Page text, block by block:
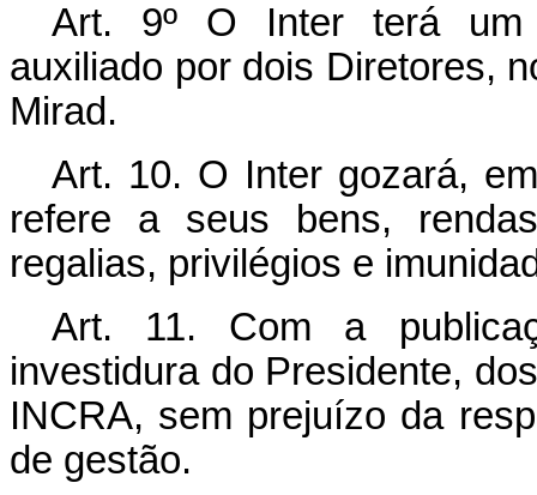
Art. 9º O Inter terá um
auxiliado por dois Diretores,
Mirad.
Art. 10. O Inter gozará,
refere a seus bens,
regalias, privilégios e
Art. 11. Com a
investidura do Presidente,
INCRA, sem prejuízo da
de gestão.